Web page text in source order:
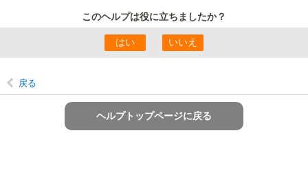
このヘルプは役に立ちましたか？
戻る
ヘルプトップページに戻る